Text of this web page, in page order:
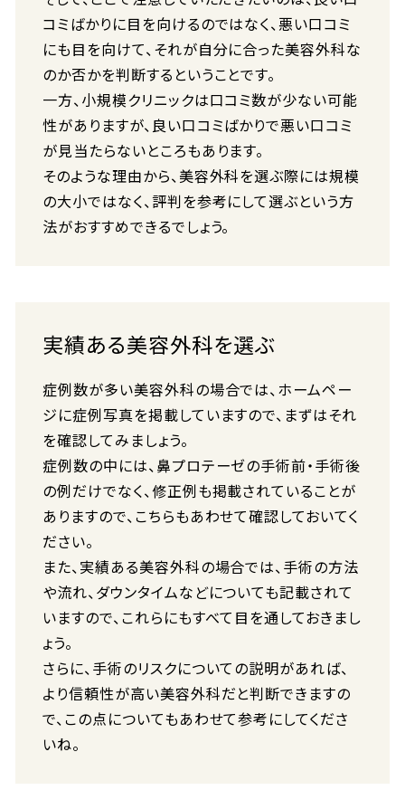
コミばかりに目を向けるのではなく、悪い口コミ
にも目を向けて、それが自分に合った美容外科な
のか否かを判断するということです。
一方、小規模クリニックは口コミ数が少ない可能
性がありますが、良い口コミばかりで悪い口コミ
が見当たらないところもあります。
そのような理由から、美容外科を選ぶ際には規模
の大小ではなく、評判を参考にして選ぶという方
法がおすすめできるでしょう。
実績ある美容外科を選ぶ
症例数が多い美容外科の場合では、ホームペー
ジに症例写真を掲載していますので、まずはそれ
を確認してみましょう。
症例数の中には、鼻プロテーゼの手術前・手術後
の例だけでなく、修正例も掲載されていることが
ありますので、こちらもあわせて確認しておいてく
ださい。
また、実績ある美容外科の場合では、手術の方法
や流れ、ダウンタイムなどについても記載されて
いますので、これらにもすべて目を通しておきまし
ょう。
さらに、手術のリスクについての説明があれば、
より信頼性が高い美容外科だと判断できますの
で、この点についてもあわせて参考にしてくださ
いね。